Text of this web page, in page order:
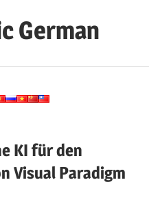
German
KI für den
Visual Paradigm